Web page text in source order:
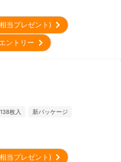
当プレゼント)
エントリー
138枚入 新パッケージ
当プレゼント)